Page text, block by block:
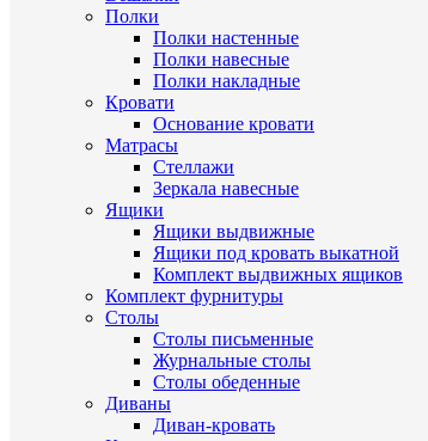
Полки
Полки настенные
Полки навесные
Полки накладные
Кровати
Основание кровати
Матрасы
Стеллажи
Зеркала навесные
Ящики
Ящики выдвижные
Ящики под кровать выкатной
Комплект выдвижных ящиков
Комплект фурнитуры
Столы
Столы письменные
Журнальные cтолы
Столы обеденные
Диваны
Диван-кровать